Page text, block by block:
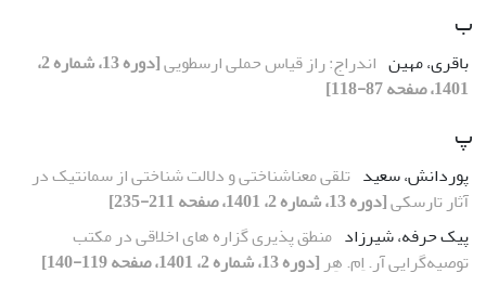
ب
باقری، مهین اندراج: راز قیاس حملی ارسطویی
[دوره 13، شماره 2،
1401، صفحه 87-118]
پ
پوردانش، سعید تلقی معناشناختی و دلالت شناختی از سمانتیک در
آثار تارسکی[دوره 13، شماره 2، 1401، صفحه 211-235]
پیک حرفه، شیرزاد منطق پذیری گزاره های اخلاقی در مکتب
توصیه‌گرایی آر. اِم. هِر [دوره 13، شماره 2، 1401، صفحه 119-140]